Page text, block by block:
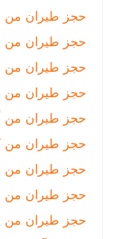
حجز طيران من ميونخ
حجز طيران من
حجز طيران من
حجز طيران من
حجز طيران من
حجز طيران من
حجز طيران من
حجز طيران من مدريد
حجز طيران من